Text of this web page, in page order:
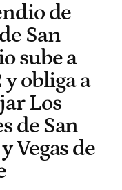
de
San
sube a
obliga a
Los
de San
Vegas de